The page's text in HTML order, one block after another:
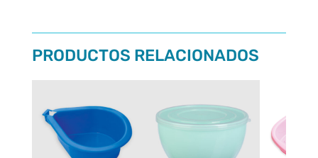
PRODUCTOS RELACIONADOS